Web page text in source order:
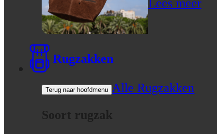
Lees meer
Rugzakken
Terug naar hoofdmenu Alle Rugzakken
Soort rugzak